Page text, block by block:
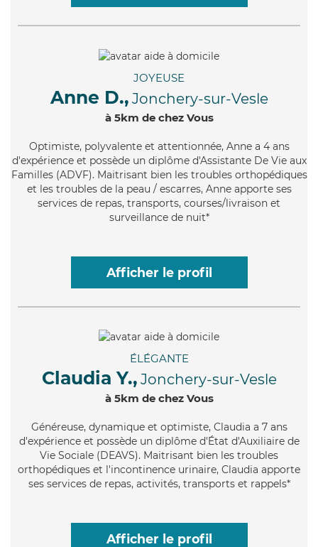
JOYEUSE
Anne D., Jonchery-sur-Vesle
à 5km de chez Vous
Optimiste, polyvalente et attentionnée, Anne a 4 ans
d'expérience et possède un diplôme d'Assistante De Vie aux
Familles (ADVF). Maitrisant bien les troubles orthopédiques
et les troubles de la peau / escarres, Anne apporte ses
services de repas, transports, courses/livraison et
surveillance de nuit*
Afficher le profil
ÉLÉGANTE
Claudia Y., Jonchery-sur-Vesle
à 5km de chez Vous
Généreuse, dynamique et optimiste, Claudia a 7 ans
d'expérience et possède un diplôme d'État d'Auxiliaire de
Vie Sociale (DEAVS). Maitrisant bien les troubles
orthopédiques et l'incontinence urinaire, Claudia apporte
ses services de repas, activités, transports et rappels*
Afficher le profil